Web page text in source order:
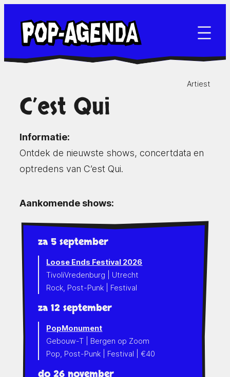
naar
inhoud
Artiest
C’est Qui
Informatie:
Ontdek de nieuwste shows, concertdata en
optredens van C’est Qui.
Aankomende shows:
za 5 september
Loose Ends Festival 2026
TivoliVredenburg | Utrecht
Rock, Post-Punk | Festival
za 12 september
PopMonument
Gebouw-T | Bergen op Zoom
Pop, Post-Punk | Festival | €40
do 26 november